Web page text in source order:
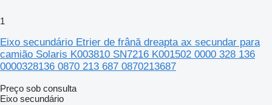
1
Eixo secundário Etrier de frână dreapta ax secundar para
camião Solaris K003810 SN7216 K001502 0000 328 136
0000328136 0870 213 687 0870213687
Preço sob consulta
Eixo secundário